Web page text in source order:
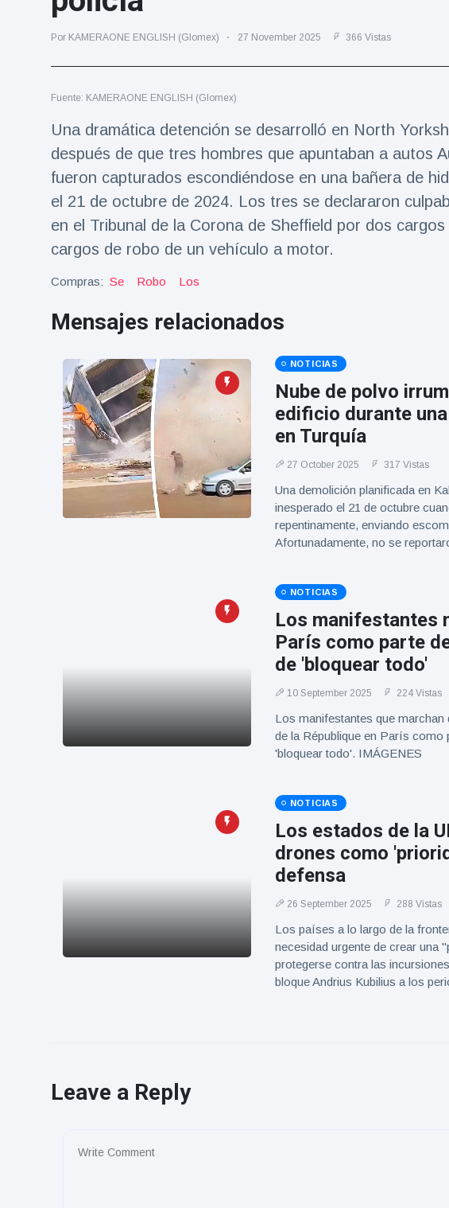
Salud y forma física
Viajes y Aventura
(77)
Últimas noticias
SKAI News
in English |
07/10/2025
7 October
8999 Vistas
Halloween -
31 de
Vistas
Großmutter
feiert ihren
Geburtstag
und tanzt
zu
Mariachi-
Band
Vistas
Por KAMERAONE ENGLISH (Glomex) 27 November 2025 366 Vistas
Fuente: KAMERAONE ENGLISH (Glomex)
Una dramática detención se desarrolló en North
después de que tres hombres que apuntaban a autos
fueron capturados escondiéndose en una bañera de
el 21 de octubre de 2024. Los tres se declararon
en el Tribunal de la Corona de Sheffield por dos
cargos de robo de un vehículo a motor.
Compras: Se Robo Los
Mensajes relacionados
NOTICIAS
Nube de polvo
edificio durante
en Turquía
27 October 2025 317 Vistas
Una demolición planificada en
inesperado el 21 de octubre
repentinamente, enviando
Afortunadamente, no se
NOTICIAS
Los manifestantes
París como parte
de 'bloquear todo'
10 September 2025 224 Vistas
Los manifestantes que
de la République en París como
'bloquear todo'. IMÁGENES
NOTICIAS
Los estados de la
drones como
defensa
26 September 2025 288 Vistas
Los países a lo largo de la
necesidad urgente de crear una
protegerse contra las
bloque Andrius Kubilius a los
Leave a Reply